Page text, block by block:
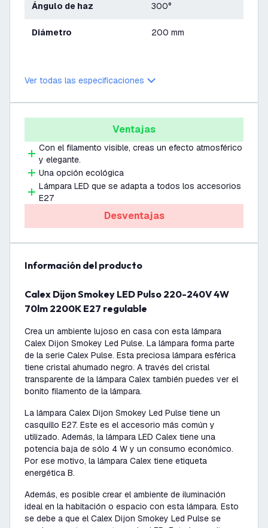
Ángulo de haz 300°
Diámetro 200 mm
Ver todas las especificaciones
Ventajas
Con el filamento visible, creas un efecto atmosférico
y elegante.
Una opción ecológica
Lámpara LED que se adapta a todos los accesorios
E27
Desventajas
información del producto
Calex Dijon Smokey LED Pulso 220-240V 4W
70lm 2200K E27 regulable
Crea un ambiente lujoso en casa con esta lámpara
Calex Dijon Smokey Led Pulse. La lámpara forma parte
de la serie Calex Pulse. Esta preciosa lámpara esférica
tiene cristal ahumado negro. A través del cristal
transparente de la lámpara Calex también puedes ver el
bonito filamento de la lámpara.
La lámpara Calex Dijon Smokey Led Pulse tiene un
casquillo E27. Este es el accesorio más común y
utilizado. Además, la lámpara LED Calex tiene una
potencia baja de sólo 4 W y un consumo económico.
Por ese motivo, la lámpara Calex tiene etiqueta
energética B.
Además, es posible crear el ambiente de iluminación
ideal en la habitación o espacio con esta lámpara. Esto
se debe a que el Calex Dijon Smokey Led Pulse se